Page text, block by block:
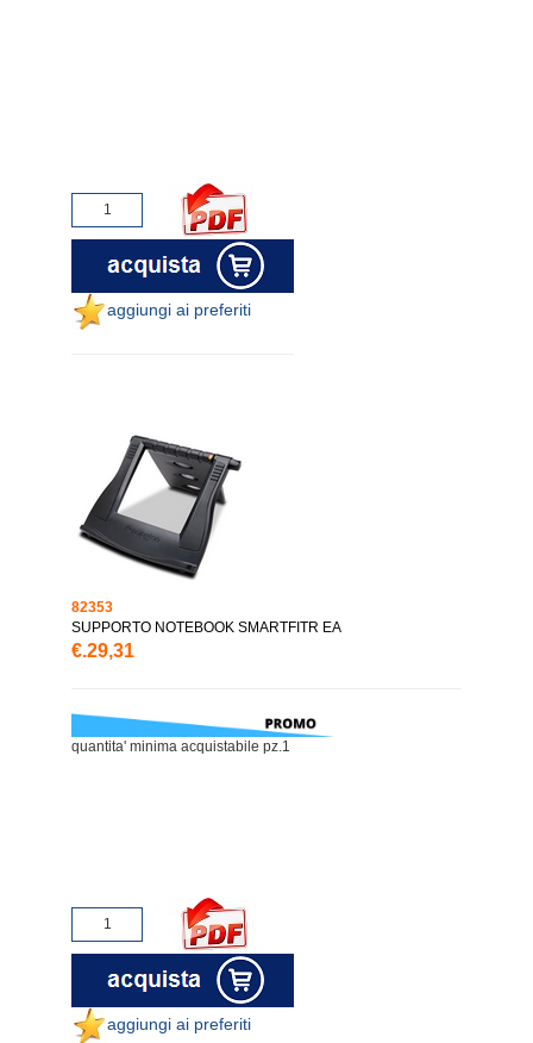
aggiungi ai preferiti
82353
SUPPORTO NOTEBOOK SMARTFITR EA
€.29,31
quantita' minima acquistabile pz.1
aggiungi ai preferiti